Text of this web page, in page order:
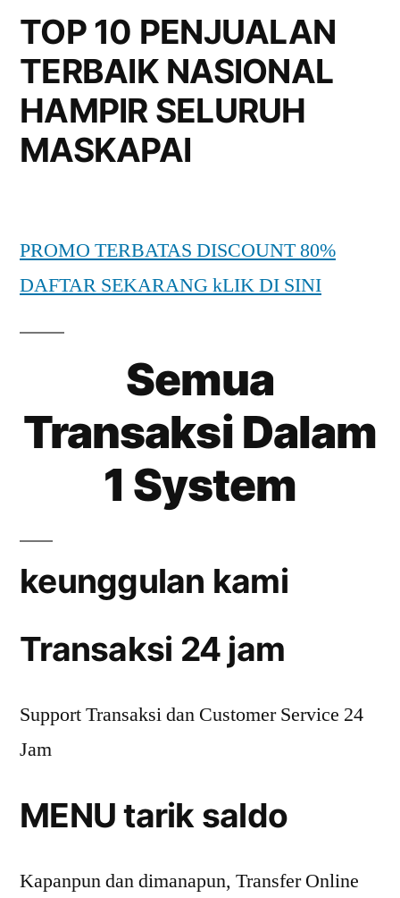
TOP 10 PENJUALAN
TERBAIK NASIONAL
HAMPIR SELURUH
MASKAPAI
PROMO TERBATAS DISCOUNT 80%
DAFTAR SEKARANG kLIK DI SINI
Semua
Transaksi Dalam
1 System
keunggulan kami
Transaksi 24 jam
Support Transaksi dan Customer Service 24
Jam
MENU tarik saldo
Kapanpun dan dimanapun, Transfer Online